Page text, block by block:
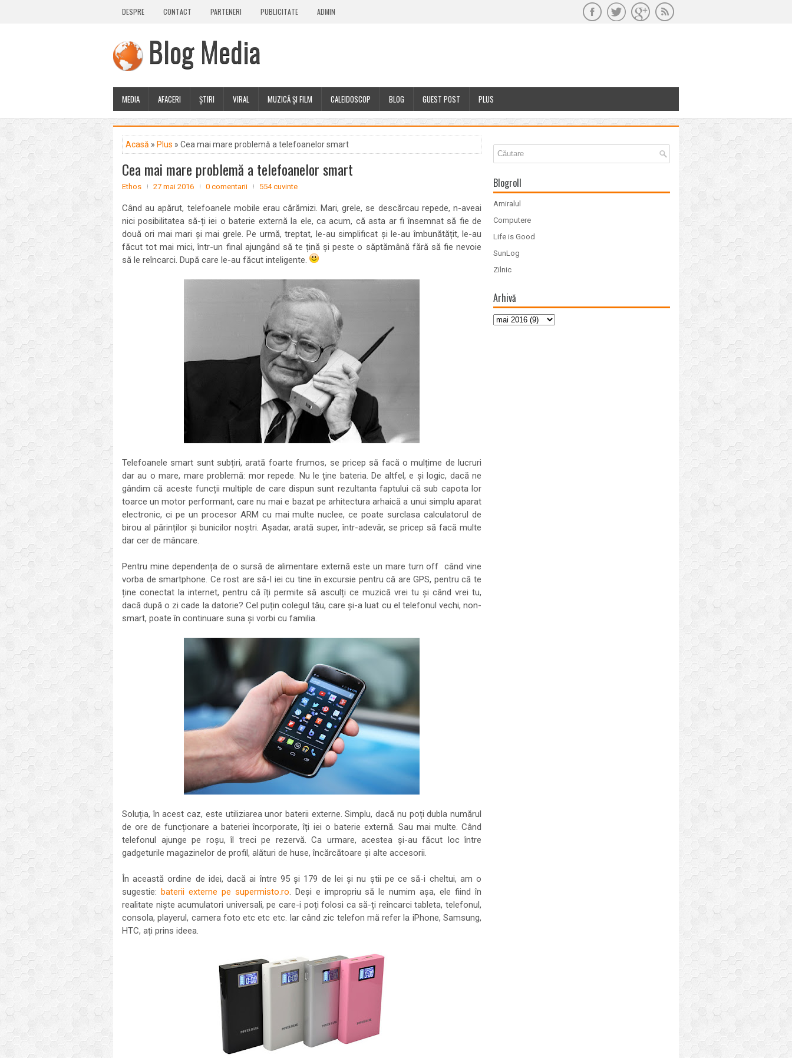
DESPRE CONTACT PARTENERI PUBLICITATE ADMIN
Blog Media
MEDIA AFACERI ȘTIRI VIRAL MUZICĂ ȘI FILM CALEIDOSCOP BLOG GUEST POST PLUS
Acasă » Plus » Cea mai mare problemă a telefoanelor smart
Cea mai mare problemă a telefoanelor smart
Ethos 27 mai 2016 0 comentarii 554 cuvinte
Când au apărut, telefoanele mobile erau cărămizi. Mari, grele, se descărcau repede, n-aveai
nici posibilitatea să-ți iei o baterie externă la ele, ca acum, că asta ar fi însemnat să fie de
două ori mai mari și mai grele. Pe urmă, treptat, le-au simplificat și le-au îmbunătățit, le-au
făcut tot mai mici, într-un final ajungând să te țină și peste o săptămână fără să fie nevoie
să le reîncarci. După care le-au făcut inteligente.
Telefoanele smart sunt subțiri, arată foarte frumos, se pricep să facă o mulțime de lucruri
dar au o mare, mare problemă: mor repede. Nu le ține bateria. De altfel, e și logic, dacă ne
gândim că aceste funcții multiple de care dispun sunt rezultanta faptului că sub capota lor
toarce un motor performant, care nu mai e bazat pe arhitectura arhaică a unui simplu aparat
electronic, ci pe un procesor ARM cu mai multe nuclee, ce poate surclasa calculatorul de
birou al părinților și bunicilor noștri. Așadar, arată super, într-adevăr, se pricep să facă multe
dar cer de mâncare.
Pentru mine dependența de o sursă de alimentare externă este un mare turn off când vine
vorba de smartphone. Ce rost are să-l iei cu tine în excursie pentru că are GPS, pentru că te
ține conectat la internet, pentru că îți permite să asculți ce muzică vrei tu și când vrei tu,
dacă după o zi cade la datorie? Cel puțin colegul tău, care și-a luat cu el telefonul vechi, non-
smart, poate în continuare suna și vorbi cu familia.
Soluția, în acest caz, este utiliziarea unor baterii externe. Simplu, dacă nu poți dubla numărul
de ore de funcționare a bateriei încorporate, îți iei o baterie externă. Sau mai multe. Când
telefonul ajunge pe roșu, îl treci pe rezervă. Ca urmare, acestea și-au făcut loc între
gadgeturile magazinelor de profil, alături de huse, încărcătoare și alte accesorii.
În această ordine de idei, dacă ai între 95 și 179 de lei și nu știi pe ce să-i cheltui, am o
sugestie: baterii externe pe supermisto.ro. Deși e impropriu să le numim așa, ele fiind în
realitate niște acumulatori universali, pe care-i poți folosi ca să-ți reîncarci tableta, telefonul,
consola, playerul, camera foto etc etc etc. Iar când zic telefon mă refer la iPhone, Samsung,
HTC, ați prins ideea.
Blogroll
Amiralul
Computere
Life is Good
SunLog
Zilnic
Arhivă